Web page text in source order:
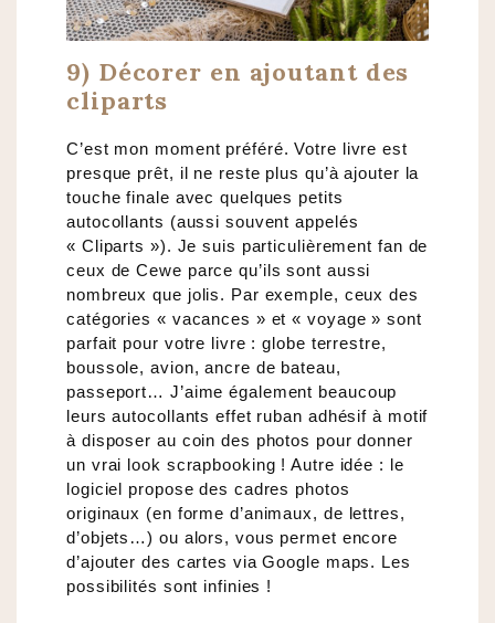
9) Décorer en ajoutant des
cliparts
C’est mon moment préféré. Votre livre est
presque prêt, il ne reste plus qu’à ajouter la
touche finale avec quelques petits
autocollants (aussi souvent appelés
« Cliparts »). Je suis particulièrement fan de
ceux de Cewe parce qu’ils sont aussi
nombreux que jolis. Par exemple, ceux des
catégories « vacances » et « voyage » sont
parfait pour votre livre : globe terrestre,
boussole, avion, ancre de bateau,
passeport… J’aime également beaucoup
leurs autocollants effet ruban adhésif à motif
à disposer au coin des photos pour donner
un vrai look scrapbooking ! Autre idée : le
logiciel propose des cadres photos
originaux (en forme d’animaux, de lettres,
d’objets…) ou alors, vous permet encore
d’ajouter des cartes via Google maps. Les
possibilités sont infinies !